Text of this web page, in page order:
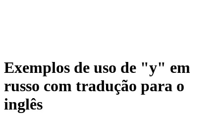
Exemplos de uso de "у" em
russo com tradução para o
inglês